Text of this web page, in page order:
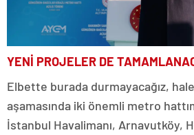
YENİ PROJELER DE
Elbette burada durmayacağız,
aşamasında iki önemli metro
İstanbul Havalimanı, Arnavutköy,